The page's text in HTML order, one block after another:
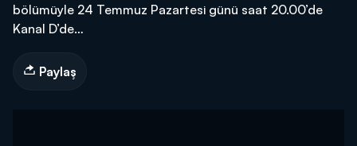
bölümüyle 24 Temmuz Pazartesi günü saat 20.00’de
Kanal D’de…
Paylaş